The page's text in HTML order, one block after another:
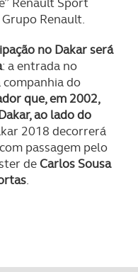
internacionais de
com o seu
estritamente
a prestar.
tipo de Cookies e
na sua
e nos serviços
Renault.
no Dakar será
: a entrada no
companhia do
que, em 2002,
ao lado do
2018 decorrerá
passagem pelo
deCarlos Sousa
.